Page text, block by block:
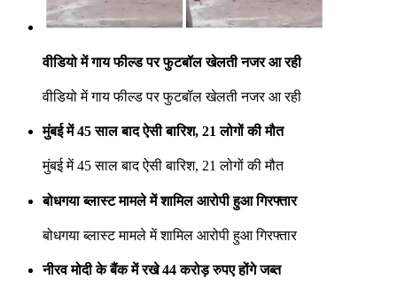
वीडियो में गाय फील्ड पर फुटबॉल खेलती नजर आ रही
वीडियो में गाय फील्ड पर फुटबॉल खेलती नजर आ रही
मुंबई में 45 साल बाद ऐसी बारिश, 21 लोगों की मौत
मुंबई में 45 साल बाद ऐसी बारिश, 21 लोगों की मौत
बोधगया ब्लास्ट मामले में शामिल आरोपी हुआ गिरफ्तार
बोधगया ब्लास्ट मामले में शामिल आरोपी हुआ गिरफ्तार
नीरव मोदी के बैंक में रखे 44 करोड़ रुपए होंगे जब्त